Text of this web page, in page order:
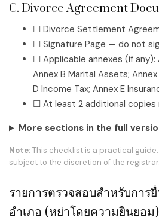
C. Divorce Agreement
☐ Divorce Settlement
☐ Signature Page — do not
☐ Applicable annexes (if any):
Annex B Marital Assets;
D Income Tax; Annex E
☐ At least 2 additional copies
More sections in the full
Note:This checklist is a practical
subject to the discretion of the registrar.
รายการตรวจสอบสำหรับการ
อำเภอ (หย่าโดยความยินยอม)